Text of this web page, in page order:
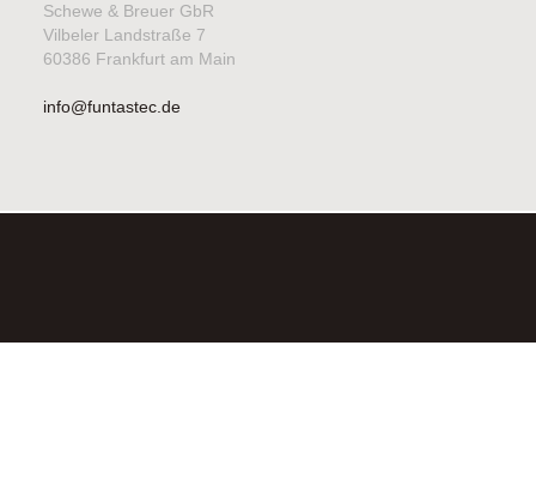
Schewe & Breuer GbR
Vilbeler Landstraße 7
60386 Frankfurt am Main
info@funtastec.de